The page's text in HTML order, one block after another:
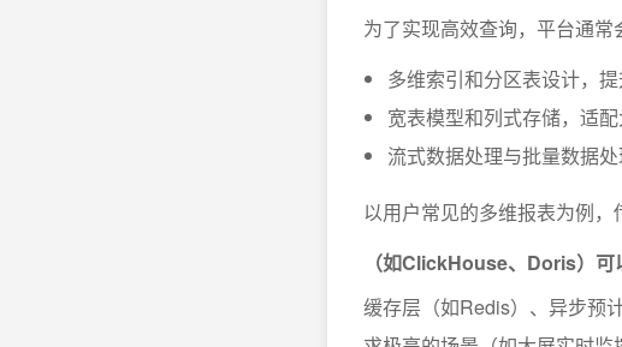
为了实现高效查询，平台通常
多维索引和分区表设计，提
宽表模型和列式存储，适配
流式数据处理与批量数据
以用户常见的多维报表为例，
（如ClickHouse、Doris）
缓存层（如Redis）、异步预